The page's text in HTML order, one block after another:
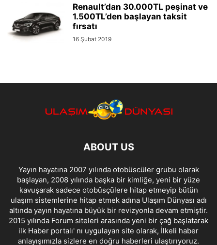
Renault’dan 30.000TL peşinat ve
1.500TL’den başlayan taksit
fırsatı
16 Şubat 2019
ABOUT US
Yayın hayatına 2007 yılında otobüscüler grubu olarak
başlayan, 2008 yılında başka bir kimliğe, yeni bir yüze
kavuşarak sadece otobüsçülere hitap etmeyip bütün
ulaşım sistemlerine hitap etmek adına Ulaşım Dünyası adı
altında yayın hayatına büyük bir revizyonla devam etmiştir.
2015 yılında Forum siteleri arasında yeni bir çağ başlatarak
ilk Haber portalı' nı uygulayan site olarak, İlkeli haber
anlayışımızla sizlere en doğru haberleri ulaştırıyoruz.